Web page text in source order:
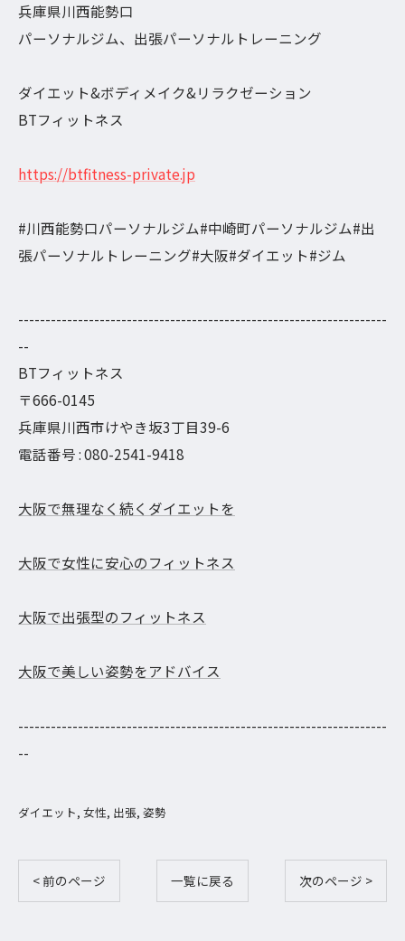
兵庫県川西能勢口
パーソナルジム、出張パーソナルトレーニング
ダイエット&ボディメイク&リラクゼーション
BTフィットネス
https://btfitness-private.jp
#川西能勢口パーソナルジム#中崎町パーソナルジム#出
張パーソナルトレーニング#大阪#ダイエット#ジム
--------------------------------------------------------------------
--
BTフィットネス
〒666-0145
兵庫県川西市けやき坂3丁目39-6
電話番号 : 080-2541-9418
大阪で無理なく続くダイエットを
大阪で女性に安心のフィットネス
大阪で出張型のフィットネス
大阪で美しい姿勢をアドバイス
--------------------------------------------------------------------
--
ダイエット 女性 出張 姿勢
< 前のページ 一覧に戻る 次のページ >